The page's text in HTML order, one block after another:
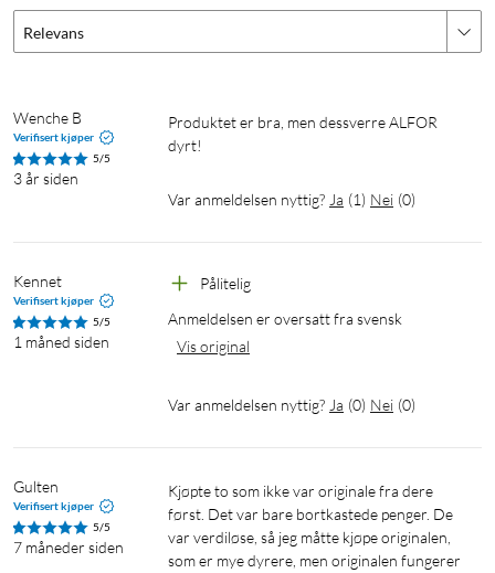
Relevans
Wenche B
Verifisert kjøper
5/5
3 år siden
Produktet er bra, men dessverre ALFOR
dyrt!
Var anmeldelsen nyttig? Ja (1) Nei (0)
Kennet
Verifisert kjøper
5/5
1 måned siden
Pålitelig
Anmeldelsen er oversatt fra svensk
Vis original
Var anmeldelsen nyttig? Ja (0) Nei (0)
Gulten
Verifisert kjøper
5/5
7 måneder siden
Kjøpte to som ikke var originale fra dere
først. Det var bare bortkastede penger. De
var verdiløse, så jeg måtte kjøpe originalen,
som er mye dyrere, men originalen fungerer